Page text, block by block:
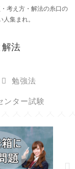
考え方・解法の糸口の
集まれ。
解法
勉強法
ンター試験